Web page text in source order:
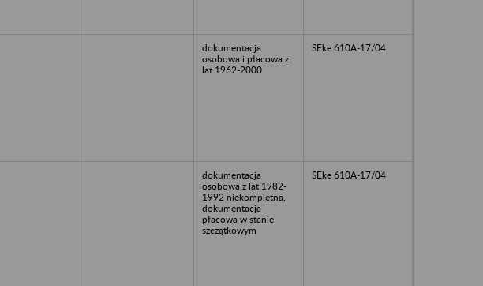
dokumentacja
osobowa i płacowa z
lat 1962-2000
SEke 610A-17/04
dokumentacja
osobowa z lat 1982-
1992 niekompletna,
dokumentacja
płacowa w stanie
szczątkowym
SEke 610A-17/04